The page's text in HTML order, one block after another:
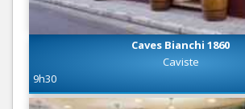
Caves Bianchi 1860
Caviste
9h30